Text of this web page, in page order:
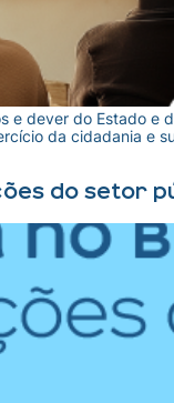
e dever do Estado e
da cidadania e
do setor